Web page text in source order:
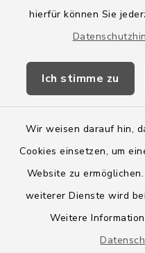
hierfür können Sie
Ich stimme zu
Wir weisen darauf hin,
Cookies einsetzen, um
Website zu
weiterer Dienste wird
Weitere
Amtsbroschüre
Wege-Zweckverband